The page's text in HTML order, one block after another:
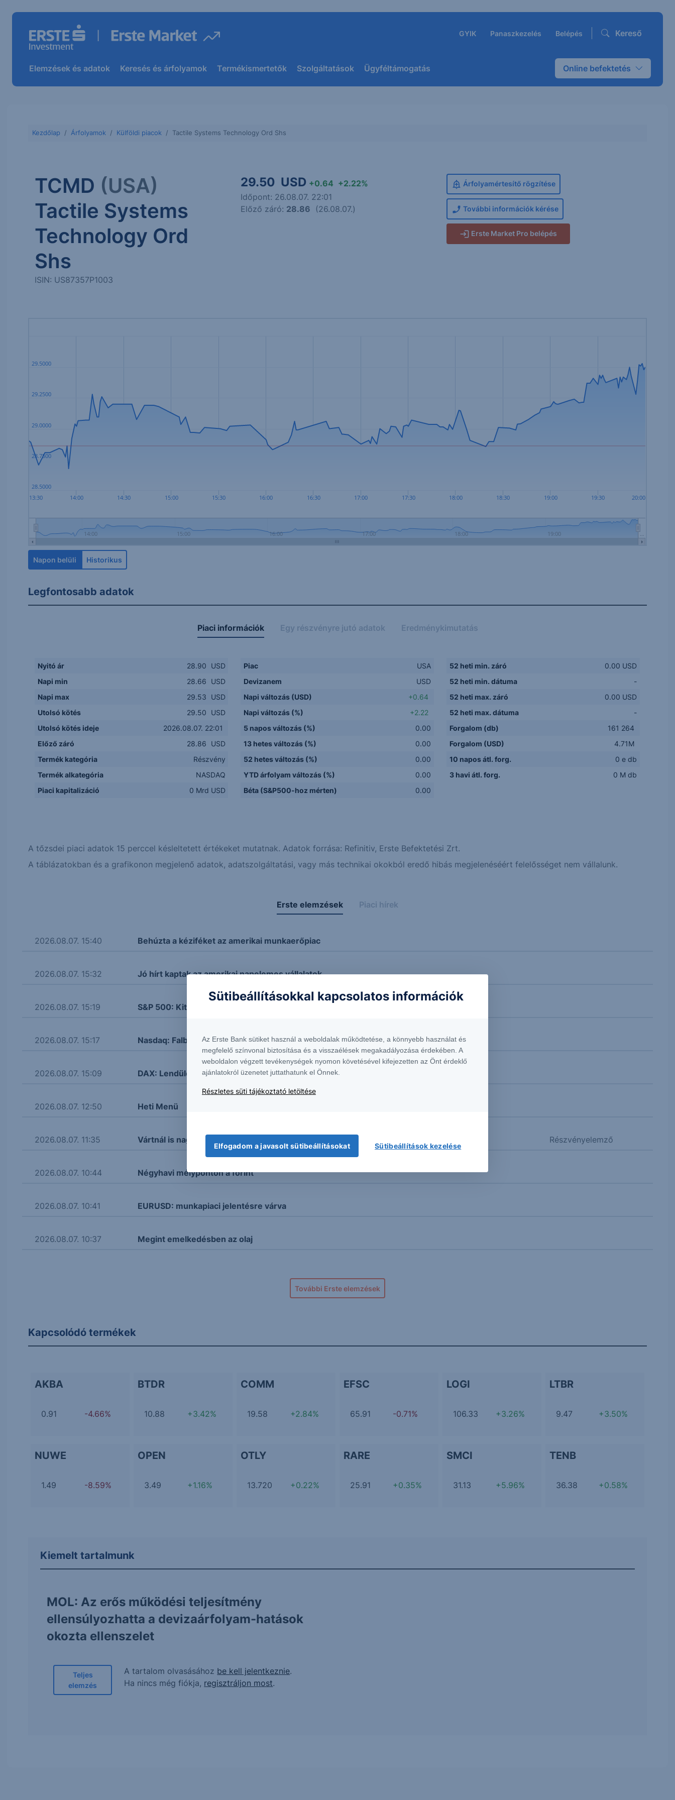
GYIK Panaszkezelés Belépés Kereső
Elemzések és adatok Keresés és árfolyamok Termékismertetők Szolgáltatások Ügyféltámogatás Online befektetés
Kezdőlap Árfolyamok Külföldi piacok Tactile Systems Technology Ord Shs
TCMD (USA)
Tactile Systems
Technology Ord
Shs
ISIN: US87357P1003
29.50 USD +0.64 +2.22%
Időpont: 26.08.07. 22:01
Előző záró: 28.86 (26.08.07.)
Árfolyamértesítő rögzítése
További információk kérése
Erste Market Pro belépés
13:30 14:00 14:30 15:00 15:30 16:00 16:30 17:00 17:30 18:00 18:30 19:00 19:30 20:00
14:00 15:00 16:00 17:00 18:00 19:00 …
28.5000
28.7500
29.0000
29.2500
29.5000
Napon belüli Historikus
Legfontosabb adatok
Piaci információk Egy részvényre jutó adatok Eredménykimutatás
Nyitó ár 28.90
USD
Napi min
28.66
USD
Napi max
29.53
USD
Utolsó kötés
29.50
USD
Utolsó kötés ideje
2026.08.07. 22:01
Előző záró
28.86
USD
Termék kategória
Részvény
Termék alkategória
NASDAQ
Piaci kapitalizáció
0 Mrd USD
Piac
USA
Devizanem
USD
Napi változás (USD)
+0.64
Napi változás (%)
+2.22
5 napos változás (%)
0.00
13 hetes változás (%)
0.00
52 hetes változás (%)
0.00
YTD árfolyam változás (%)
0.00
Béta (S&P500-hoz mérten)
0.00
52 heti min. záró
0.00 USD
52 heti min. dátuma
-
52 heti max. záró
0.00 USD
52 heti max. dátuma
-
Forgalom (db)
161 264
Forgalom (USD)
4.71M
10 napos átl. forg.
0 e db
3 havi átl. forg.
0 M db
A tőzsdei piaci adatok 15 perccel késleltetett értékeket mutatnak. Adatok forrása: Refinitiv, Erste Befektetési Zrt.
A táblázatokban és a grafikonon megjelenő adatok, adatszolgáltatási, vagy más technikai okokból eredő hibás megjelenéséért felelősséget nem vállalunk.
Erste elemzések Piaci hírek
2026.08.07. 15:40 Behúzta a kéziféket az amerikai munkaerőpiac
2026.08.07. 15:32 Jó hírt kaptak az amerikai napelemes vállalatok
2026.08.07. 15:19 S&P 500: Kitört
2026.08.07. 15:17 Nasdaq: Falba ütközött
2026.08.07. 15:09 DAX: Lendületbe jött
2026.08.07. 12:50 Heti Menü
2026.08.07. 11:35 Vártnál is nagyobb rekord Részvényelemző
2026.08.07. 10:44 Négyhavi mélyponton a forint
2026.08.07. 10:41 EURUSD: munkapiaci jelentésre várva
2026.08.07. 10:37 Megint emelkedésben az olaj
További Erste elemzések
Kapcsolódó termékek
AKBA
0.91 -4.66%
BTDR
10.88 +3.42%
COMM
19.58 +2.84%
EFSC
65.91 -0.71%
LOGI
106.33 +3.26%
LTBR
9.47 +3.50%
NUWE
1.49 -8.59%
OPEN
3.49 +1.16%
OTLY
13.720 +0.22%
RARE
25.91 +0.35%
SMCI
31.13 +5.96%
TENB
36.38 +0.58%
Kiemelt tartalmunk
MOL: Az erős működési teljesítmény
ellensúlyozhatta a devizaárfolyam-hatások
okozta ellenszelet
Teljes
elemzés
A tartalom olvasásához be kell jelentkeznie.
Ha nincs még fiókja, regisztráljon most.
Sütibeállításokkal kapcsolatos információk
Az Erste Bank sütiket használ a weboldalak működtetése, a könnyebb használat és
megfelelő színvonal biztosítása és a visszaélések megakadályozása érdekében. A
weboldalon végzett tevékenységek nyomon követésével kifejezetten az Önt érdeklő
ajánlatokról üzenetet juttathatunk el Önnek.
Részletes süti tájékoztató letöltése
Elfogadom a javasolt sütibeállításokat Sütibeállítások kezelése